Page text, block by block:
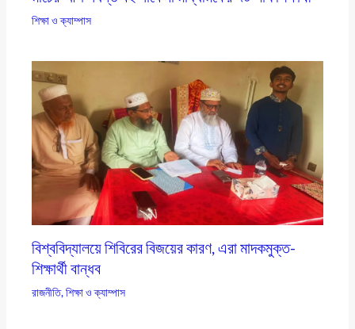
শিক্ষা ও ক্যাম্পাস
বিশ্ববিদ্যালয়ে শিবিরের বিজয়ের কারণ, এরা মাদকমুক্ত-
শিক্ষার্থী বান্ধব
রাজনীতি,শিক্ষা ও ক্যাম্পাস